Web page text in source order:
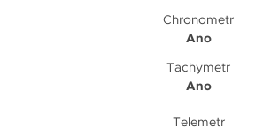
Chronometr
Ano
Tachymetr
Ano
Telemetr